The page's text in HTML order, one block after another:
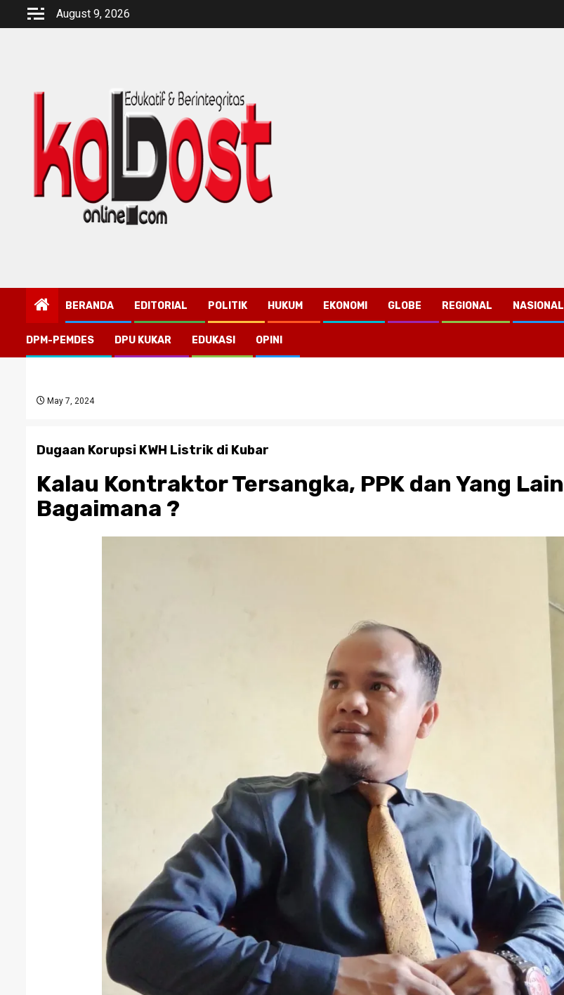
August 9, 2026
BERANDA EDITORIAL POLITIK HUKUM EKONOMI GLOBE REGIONAL NASIONAL
DPM-PEMDES DPU KUKAR EDUKASI OPINI
May 7, 2024
Dugaan Korupsi KWH Listrik di Kubar
Kalau Kontraktor Tersangka, PPK dan Yang Lain
Bagaimana ?